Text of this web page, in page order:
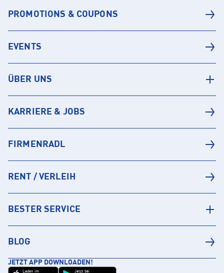
PROMOTIONS & COUPONS
EVENTS
ÜBER UNS
KARRIERE & JOBS
FIRMENRADL
RENT / VERLEIH
BESTER SERVICE
BLOG
JETZT APP DOWNLOADEN!
Laden im Jetzt bei